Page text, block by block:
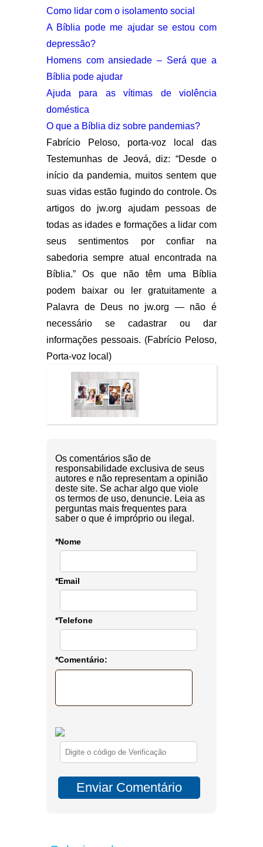
Como lidar com o isolamento social
A Bíblia pode me ajudar se estou com
depressão?
Homens com ansiedade – Será que a
Bíblia pode ajudar
Ajuda para as vítimas de violência
doméstica
O que a Bíblia diz sobre pandemias?
Fabrício Peloso, porta-voz local das
Testemunhas de Jeová, diz: “Desde o
início da pandemia, muitos sentem que
suas vidas estão fugindo do controle. Os
artigos do jw.org ajudam pessoas de
todas as idades e formações a lidar com
seus sentimentos por confiar na
sabedoria sempre atual encontrada na
Bíblia.” Os que não têm uma Bíblia
podem baixar ou ler gratuitamente a
Palavra de Deus no jw.org — não é
necessário se cadastrar ou dar
informações pessoais. (Fabrício Peloso,
Porta-voz local)
Os comentários são de
responsabilidade exclusiva de seus
autores e não representam a opinião
deste site. Se achar algo que viole
os termos de uso, denuncie. Leia as
perguntas mais frequentes para
saber o que é impróprio ou ilegal.
*Nome
*Email
*Telefone
*Comentário: